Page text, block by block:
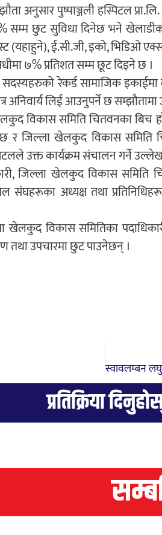
अनुसार पुष्पाञ्जली हस्पिटल
सम्म छुट सुविधा दिनेछ भने
(यहाहुने), ई.सी.जी, इको, भिडिओ
७% प्रतिशत सम्म छूट दिइने छ ।
रेकर्ड सामाजिक
अनिवार्य लिई आउनुपर्ने छ
विकास समिति चितवनका
र जिल्ला खेलकुद विकास समिति
उक्त कार्यक्रम संचालन गर्ने
जिल्ला खेलकुद विकास समिति
अध्यक्ष तथा
विकास समितिका
तथा उपचारमा छुट पाउनेछन् ।
प्रतिक्रिया